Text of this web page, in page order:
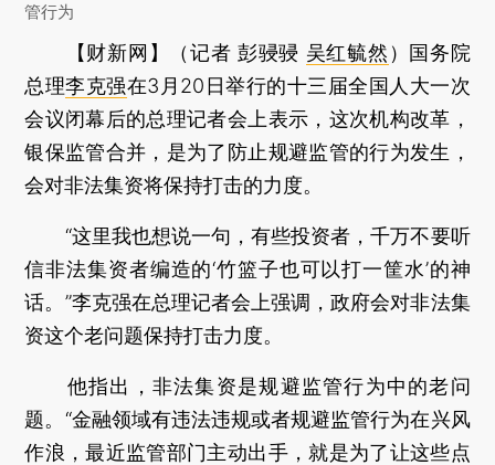
管行为
【财新网】（记者 彭骎骎 吴红毓然 ） 国务院
总理李克强在3月20日举行的十三届全国人大一次
会议闭幕后的总理记者会上表示，这次机构改革，
银保监管合并，是为了防止规避监管的行为发生，
会对非法集资将保持打击的力度。
“这里我也想说一句，有些投资者，千万不要听
信非法集资者编造的‘竹篮子也可以打一筐水’的神
话。”李克强在总理记者会上强调，政府会对非法集
资这个老问题保持打击力度。
他指出，非法集资是规避监管行为中的老问
题。“金融领域有违法违规或者规避监管行为在兴风
作浪，最近监管部门主动出手，就是为了让这些点